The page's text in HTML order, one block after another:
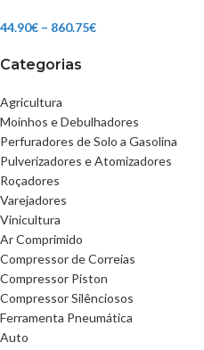
Categorias
Agricultura
Moinhos e Debulhadores
Perfuradores de Solo a Gasolina
Pulverizadores e Atomizadores
Roçadores
Varejadores
Vinicultura
Ar Comprimido
Compressor de Correias
Compressor Piston
Compressor Silênciosos
Ferramenta Pneumática
Auto
44.90€ – 860.75€